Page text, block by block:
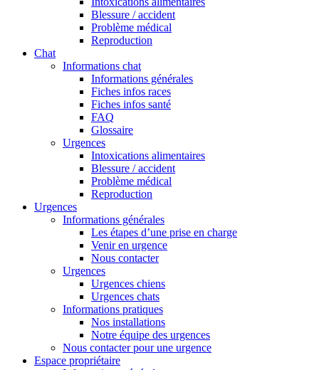
Blessure / accident
Problème médical
Reproduction
Chat
Informations chat
Informations générales
Fiches infos races
Fiches infos santé
FAQ
Glossaire
Urgences
Intoxications alimentaires
Blessure / accident
Problème médical
Reproduction
Urgences
Informations générales
Les étapes d’une prise en charge
Venir en urgence
Nous contacter
Urgences
Urgences chiens
Urgences chats
Informations pratiques
Nos installations
Notre équipe des urgences
Nous contacter pour une urgence
Espace propriétaire